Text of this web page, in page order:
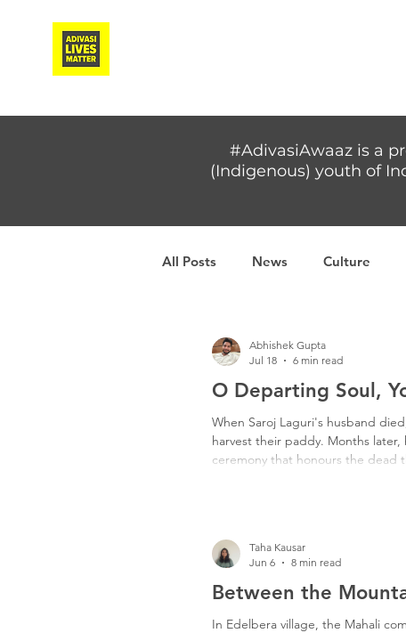
#AdivasiAwaaz is a
(Indigenous) youth of
All Posts News Culture
Freedom Fighters Folklore
O Departing Soul,
When Saroj Laguri's husband
harvest their paddy. Months
ceremony that honours the dead
Abhishek Gupta
Jul 18
6 min read
Between the
In Edelbera village, the Mahali
Taha Kausar
Jun 6
8 min read